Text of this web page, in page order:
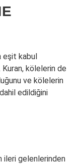
eşit kabul
kölelerin de
ve kölelerin
edildiğini
ileri gelenlerinden